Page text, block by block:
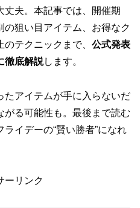
丈夫。本記事では、開催期
の狙い目アイテム、お得なク
テクニックまで、 公式発表
徹底解説します。
たアイテムが手に入らないだ
がる可能性も。最後まで読む
イデーの“賢い勝者”になれ
ーリンク